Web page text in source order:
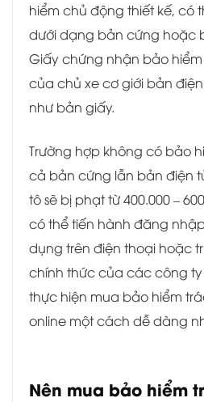
hiểm chủ động thiết kế, có
dưới dạng bản cứng hoặc
Giấy chứng nhận bảo
của chủ xe cơ giới bản
như bản giấy.
Trường hợp không có bảo
cả bản cứng lẫn bản điện
tô sẽ bị phạt từ 400.000 –
có thể tiến hành đăng
dụng trên điện thoại hoặc
chính thức của các công
thực hiện mua bảo hiểm
online một cách dễ dàng
Nên mua bảo hiểm